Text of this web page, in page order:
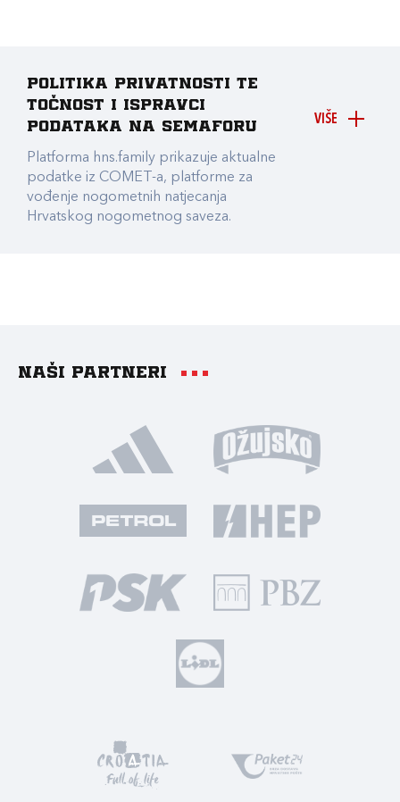
VIŠE
Politika privatnosti te
točnost i ispravci
podataka na Semaforu
Platforma hns.family prikazuje aktualne
podatke iz COMET-a, platforme za
vođenje nogometnih natjecanja
Hrvatskog nogometnog saveza.
Naši partneri